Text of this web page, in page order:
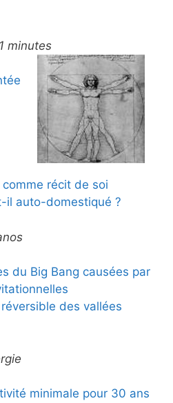
minutes
récit de soi
il auto-domestiqué ?
du Big Bang causées par
des vallées
minimale pour 30 ans